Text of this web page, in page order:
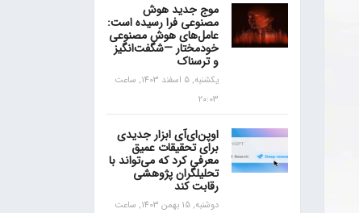
موج جدید هوش
مصنوعی فرا رسیده است:
عامل‌های هوش مصنوعی
خودمختار —شگفت‌انگیز
و ترسناک
یکشنبه, 5 اسفند 1403, ساعت
20:03
اوپن‌ای‌آی ابزار جدیدی
برای تحقیقات عمیق
معرفی کرد که می‌تواند با
تحلیلگران پژوهشی
رقابت کند
دوشنبه, 15 بهمن 1403, ساعت